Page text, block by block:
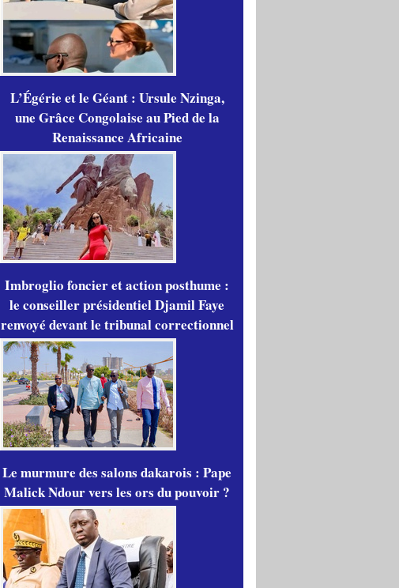
L’Égérie et le Géant : Ursule Nzinga,
une Grâce Congolaise au Pied de la
Renaissance Africaine
Imbroglio foncier et action posthume :
le conseiller présidentiel Djamil Faye
renvoyé devant le tribunal correctionnel
Le murmure des salons dakarois : Pape
Malick Ndour vers les ors du pouvoir ?